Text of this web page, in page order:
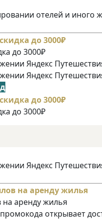
отелей и иного
до 3000₽
Яндекс
Яндекс
до 3000₽
Яндекс
на аренду жилья
открывает